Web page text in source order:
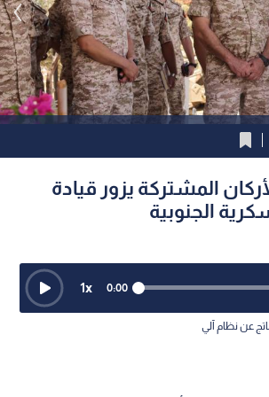
المشتركة يزور قيادة
الجنوبية
0:00
1x
عن نظام آلي